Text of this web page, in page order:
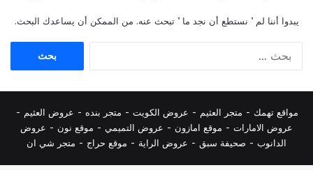
يبدوا أننا لم ’ نستطع أن نجد ما ’ تبحث عنه. من الممكن أن يساعدك البحث.
مواقع تهمك - متجر العثيم - عروض الكويت - متجر بنده - عروض العثيم -
عروض الامارات - موقع امازون - عروض التميمي - موقع نون - عروض
الدانوب - صحيفة سبق - عروض الراية - موقع حراج - متجر شي ان